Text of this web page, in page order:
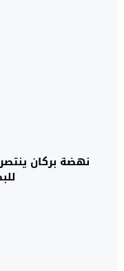
نهضة بركان